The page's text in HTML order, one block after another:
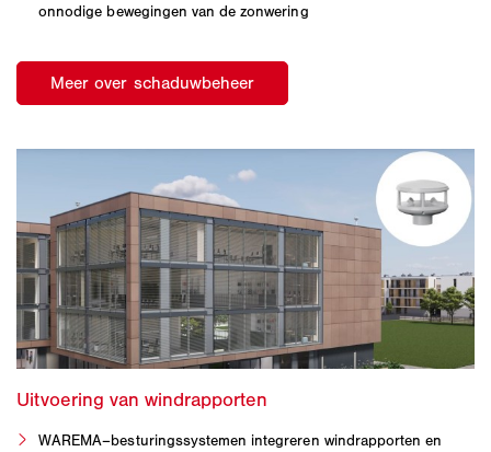
onnodige bewegingen van de zonwering
WAREMA–besturingssystemen integreren windrapporten en